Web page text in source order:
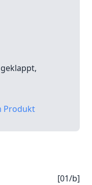
Produkt
[01/b]